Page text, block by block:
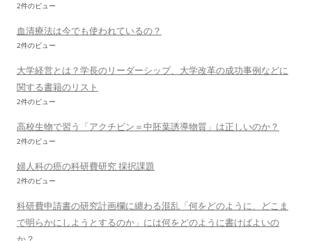
2件のビュー
血清療法は今でも使われているの？
2件のビュー
大学経営とは？学長のリーダーシップ、大学改革の成功事例などに
関する書籍のリスト
2件のビュー
高校生物で習う「アクチビン＝中胚葉誘導物質」は正しいのか？
2件のビュー
婦人科の癌の科研費研究 採択課題
2件のビュー
科研費申請書の研究計画欄に纏わる混乱「何をどのように、どこま
で明らかにしようとするのか」には何をどのように書けばよいの